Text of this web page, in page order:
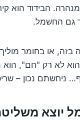
הבידוד הוא
גם החשמל.
בזה, או בחומר
לא רק "חם", הוא
ניחשתם נכון –
יוצא